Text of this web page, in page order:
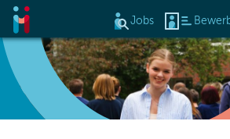
Jobs
Das Konzept
Jobangebote